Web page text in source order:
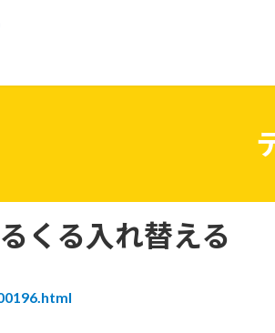
くる入れ替える